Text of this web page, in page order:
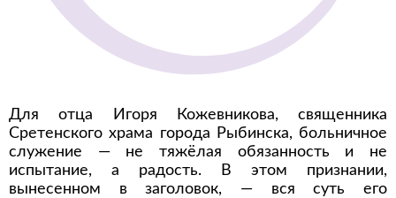
Для отца Игоря Кожевникова, священника
Сретенского храма города Рыбинска, больничное
служение — не тяжёлая обязанность и не
испытание, а радость. В этом признании,
вынесенном в заголовок, — вся суть его